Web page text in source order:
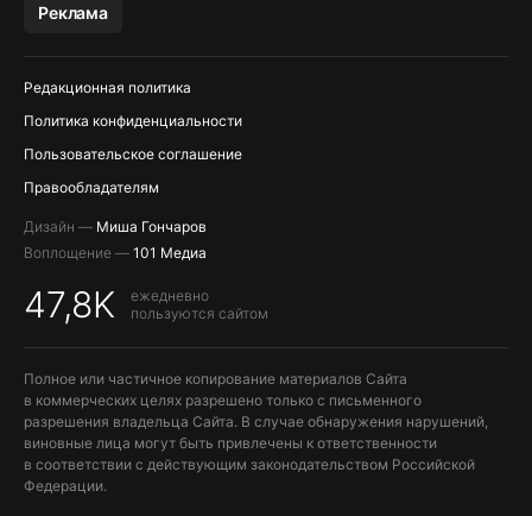
Реклама
Редакционная политика
Политика конфиденциальности
Пользовательское соглашение
Правообладателям
Дизайн — Миша Гончаров
Воплощение — 101 Медиа
47,8K
ежедневно
пользуются сайтом
Полное или частичное копирование материалов Сайта
в коммерческих целях разрешено только с письменного
разрешения владельца Сайта. В случае обнаружения нарушений,
виновные лица могут быть привлечены к ответственности
в соответствии с действующим законодательством Российской
Федерации.